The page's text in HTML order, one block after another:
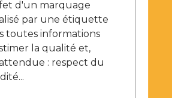
d'un marquage
par une étiquette
toutes informations
la qualité et,
: respect du